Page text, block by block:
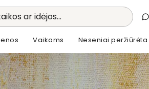
ar idėjos...
Vaikams Neseniai peržiūrėta